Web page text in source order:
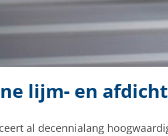
lijm- en
al decennialang